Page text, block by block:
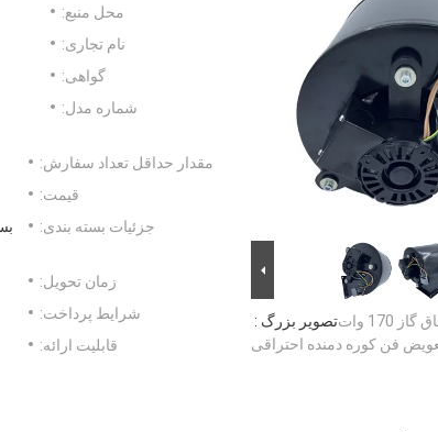
تصویر بزرگ :اجاق گاز گلوله ای اجاق گاز 170 وات
محل منبع:
نام تجاری:
گواهی:
شماره مدل:
مقدار حداقل تعداد سفارش:
قیمت:
جزئیات بسته بندی:
زمان تحویل:
شرایط پرداخت:
قابلیت ارائه: